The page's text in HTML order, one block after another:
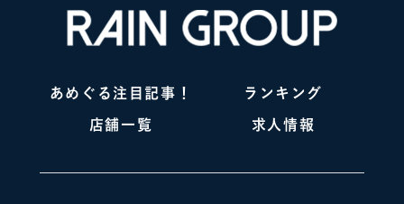
あめぐる注目記事！ ランキング
店舗一覧 求人情報